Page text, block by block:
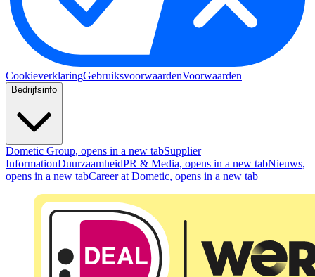
CookieverklaringGebruiksvoorwaardenVoorwaarden
Bedrijfsinfo
Dometic Group, opens in a new tabSupplier
InformationDuurzaamheidPR & Media, opens in a new tabNieuws,
opens in a new tabCareer at Dometic, opens in a new tab